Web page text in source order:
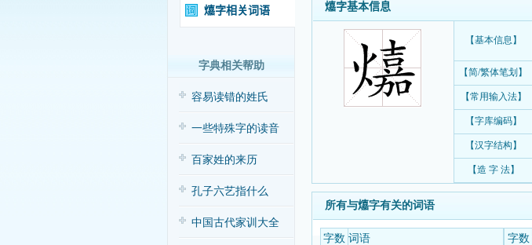
𤐵字相关词语
字典相关帮助
容易读错的姓氏
一些特殊字的读音
百家姓的来历
孔子六艺指什么
中国古代家训大全
𤐵字基本信息
【基本信息】
【简/繁体笔划】
【常用输入法】
【字库编码】
【汉字结构】
【造 字 法】
所有与𤐵字有关的词语
字数 词语 字数